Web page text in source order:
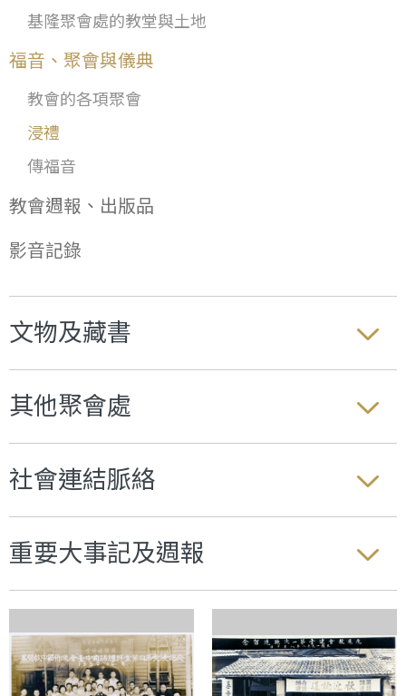
基隆聚會處的教堂與土地
福音、聚會與儀典
教會的各項聚會
浸禮
傳福音
教會週報、出版品
影音記錄
文物及藏書
其他聚會處
社會連結脈絡
重要大事記及週報